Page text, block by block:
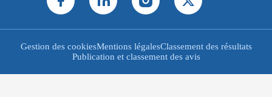
Gestion des cookiesMentions légalesClassement des résultats
Publication et classement des avis